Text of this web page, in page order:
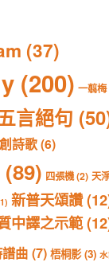
(37)
(200) 一翦梅
言絕句
詩歌(6)
(89) 四張機(2) 天
新普天頌讚
中譯之示範
曲 (7) 梧桐影(3)